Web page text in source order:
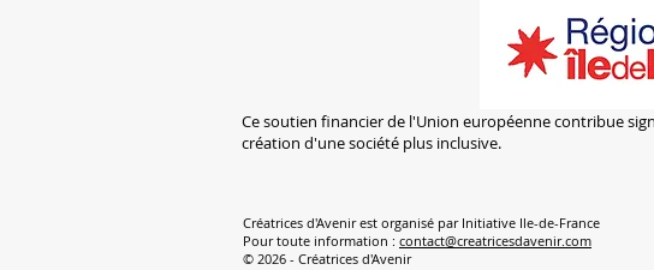
Ce soutien financier de l'Union européenne contribue
création d'une société plus inclusive.
Créatrices d'Avenir est organisé par Initiative Ile-de-France
Pour toute information : contact@creatricesdavenir.com
© 2026 - Créatrices d'Avenir